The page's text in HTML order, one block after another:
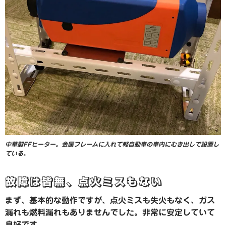
中華製FFヒーター。金属フレームに入れて軽自動車の車内にむき出しで設置し
ている。
故障は皆無、点火ミスもない
まず、基本的な動作ですが、点火ミスも失火もなく、ガス
漏れも燃料漏れもありませんでした。非常に安定していて